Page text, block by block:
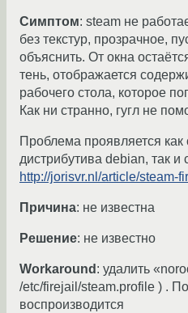
Симптом: steam не
без текстур, прозрачное,
объяснить. От окна
тень, отображается
рабочего стола, которое
Как ни странно, гугл не
Проблема проявляется как
дистрибутива debian, так и
http://jorisvr.nl/article/steam-
Причина: не известна
Решение: не известно
Workaround : удалить
/etc/firejail/steam.profile ) .
воспроизводится